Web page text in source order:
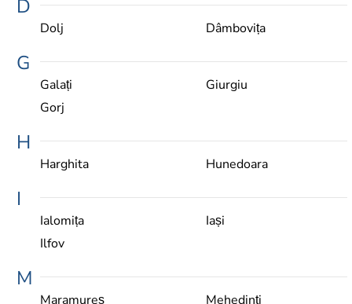
D
Dolj Dâmbovița
G
Galați
Giurgiu
Gorj
H
Harghita Hunedoara
I
Ialomița
Iași
Ilfov
M
Maramureș
Mehedinți